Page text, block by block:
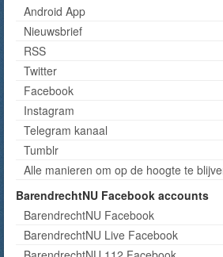
Android App
Nieuwsbrief
RSS
Twitter
Facebook
Instagram
Telegram kanaal
Tumblr
Alle manieren om op de hoogte te
BarendrechtNU Facebook accounts
BarendrechtNU Facebook
BarendrechtNU Live Facebook